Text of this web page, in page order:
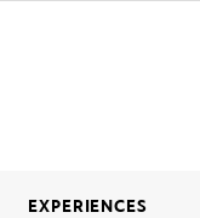
EXPERIENCES